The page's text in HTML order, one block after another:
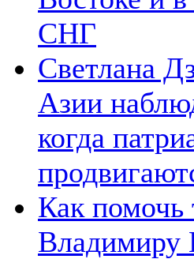
СНГ
Светлана
Азии
когда
Как
Владимиру